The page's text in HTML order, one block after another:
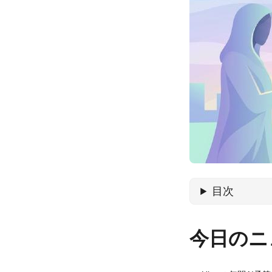
目次
今日の